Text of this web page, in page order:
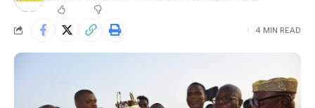
4 MIN READ